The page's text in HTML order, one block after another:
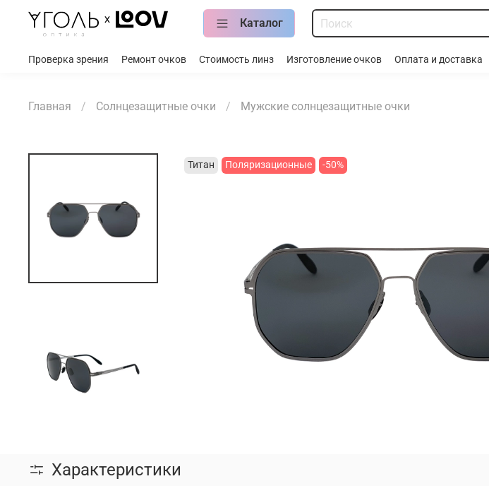
Каталог
Проверка зрения Ремонт очков Стоимость линз Изготовление очков Оплата и доставка
Главная Солнцезащитные очки Мужские солнцезащитные очки
Титан Поляризационные -50%
Характеристики